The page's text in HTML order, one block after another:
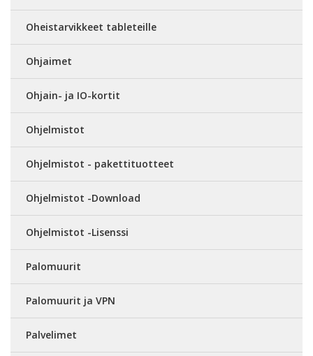
Oheistarvikkeet tableteille
Ohjaimet
Ohjain- ja IO-kortit
Ohjelmistot
Ohjelmistot - pakettituotteet
Ohjelmistot -Download
Ohjelmistot -Lisenssi
Palomuurit
Palomuurit ja VPN
Palvelimet